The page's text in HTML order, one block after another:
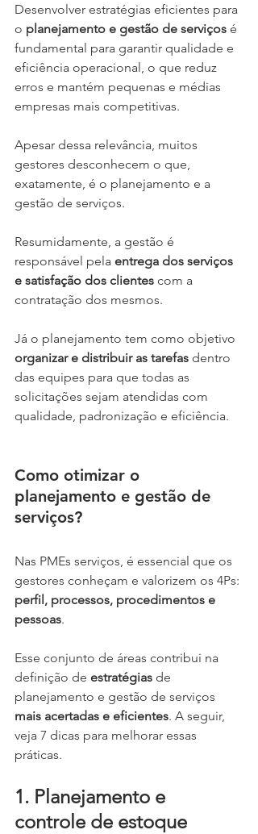
Desenvolver estratégias eficientes para
o planejamento e gestão de serviços é
fundamental para garantir qualidade e
eficiência operacional, o que reduz
erros e mantém pequenas e médias
empresas mais competitivas.
Apesar dessa relevância, muitos
gestores desconhecem o que,
exatamente, é o planejamento e a
gestão de serviços.
Resumidamente, a gestão é
responsável pela entrega dos serviços
e satisfação dos clientes com a
contratação dos mesmos.
Já o planejamento tem como objetivo
organizar e distribuir as tarefas dentro
das equipes para que todas as
solicitações sejam atendidas com
qualidade, padronização e eficiência.
Como otimizar o
planejamento e gestão de
serviços?
Nas PMEs serviços, é essencial que os
gestores conheçam e valorizem os 4Ps:
perfil, processos, procedimentos e
pessoas.
Esse conjunto de áreas contribui na
definição de estratégias de
planejamento e gestão de serviços
mais acertadas e eficientes. A seguir,
veja 7 dicas para melhorar essas
práticas.
1. Planejamento e
controle de estoque